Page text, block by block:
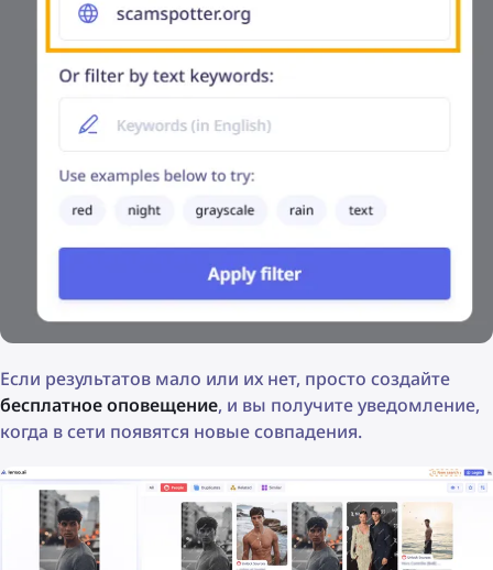
Если результатов мало или их нет, просто создайте
бесплатное оповещение, и вы получите уведомление,
когда в сети появятся новые совпадения.